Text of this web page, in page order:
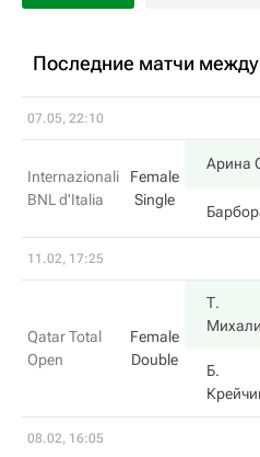
Последние матчи
07.05, 22:10
Internazionali
BNL d'Italia
Female
Single
Арина
11.02, 17:25
Qatar Total
Open
Female
Double
Т.
Б.
08.02, 16:05